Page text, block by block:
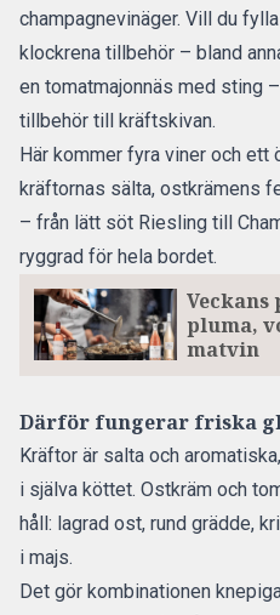
champagnevinäger. Vill du
klockrena tillbehör – bland
en tomatmajonnäs med sting
tillbehör till kräftskivan.
Här kommer fyra viner och ett
kräftornas sälta, ostkrämens
– från lätt söt Riesling till
ryggrad för hela bordet.
pluma,
matvin
Därför fungerar friska
Kräftor är salta och
i själva köttet. Ostkräm och
håll: lagrad ost, rund grädde,
i majs.
Det gör kombinationen